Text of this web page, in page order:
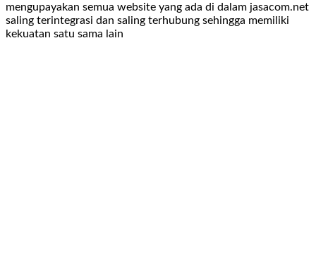
mengupayakan semua website yang ada di dalam jasacom.net
saling terintegrasi dan saling terhubung sehingga memiliki
kekuatan satu sama lain